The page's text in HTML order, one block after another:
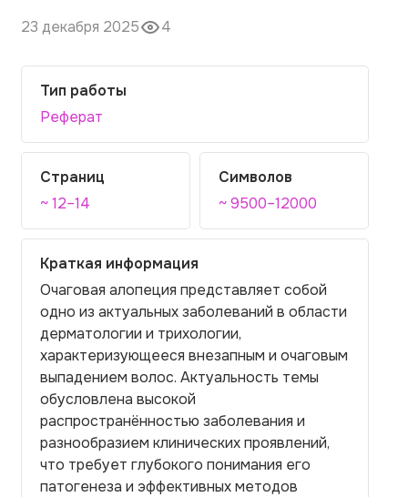
23 декабря 2025 4
Тип работы
Реферат
Страниц
~ 12–14
Символов
~ 9500–12000
Краткая информация
Очаговая алопеция представляет собой
одно из актуальных заболеваний в области
дерматологии и трихологии,
характеризующееся внезапным и очаговым
выпадением волос. Актуальность темы
обусловлена высокой
распространённостью заболевания и
разнообразием клинических проявлений,
что требует глубокого понимания его
патогенеза и эффективных методов